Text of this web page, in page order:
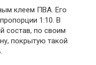
клеем ПВА. Его
1:10. В
состав, по своим
покрытую такой